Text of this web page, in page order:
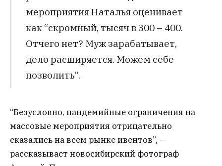
мероприятия Наталья оценивает
как “скромный, тысяч в 300 – 400.
Отчего нет? Муж зарабатывает,
дело расширяется. Можем себе
позволить”.
“Безусловно, пандемийные ограничения на
массовые мероприятия отрицательно
сказались на всем рынке ивентов”, –
рассказывает новосибирский фотограф